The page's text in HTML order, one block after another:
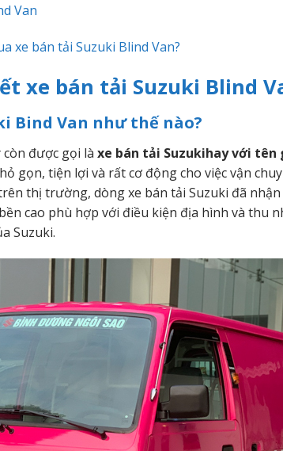
Van
xe bán tải Suzuki Blind Van?
xe bán tải Suzuki Blind
Bind Van như thế nào?
còn được gọi là xe bán tải Suzukihay với tên
gọn, tiện lợi và rất cơ động cho việc vận
thị trường, dòng xe bán tải Suzuki đã
cao phù hợp với điều kiện địa hình và thu
Suzuki.